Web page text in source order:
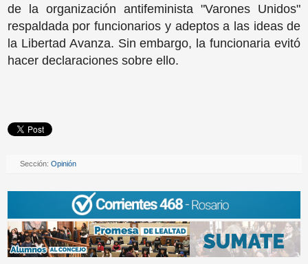
de la organización antifeminista "Varones Unidos"
respaldada por funcionarios y adeptos a las ideas de
la Libertad Avanza. Sin embargo, la funcionaria evitó
hacer declaraciones sobre ello.
Sección:Opinión